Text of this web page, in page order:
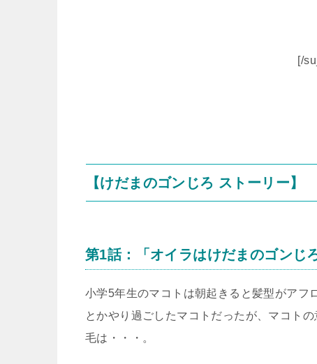
[/
【けだまのゴンじろ ストーリー】
第1話：「オイラはけだまのゴンじ
小学5年生のマコトは朝起きると髪型がアフ
とかやり過ごしたマコトだったが、マコト
毛は・・・。